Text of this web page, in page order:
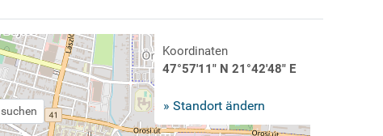
Koordinaten
47°57'11" N 21°42'48" E
» Standort ändern